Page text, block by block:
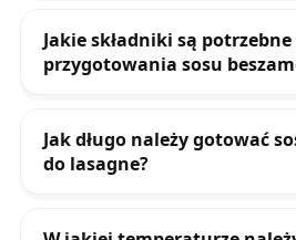
Jakie składniki są potrzebne
przygotowania sosu
Jak długo należy gotować
do lasagne?